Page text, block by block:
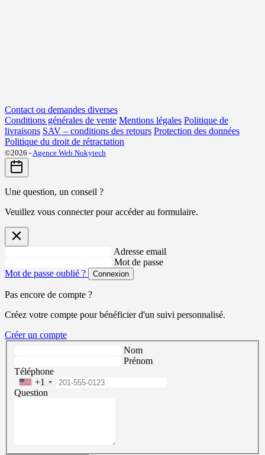
Contact ou demandes diverses
Conditions générales de vente Mentions légales Politique de
livraisons SAV – conditions des retours Protection des données
Politique du droit de rétractation
©2026 -Agence Web Nokytech
Une question, un conseil ?
Veuillez vous connecter pour accéder au formulaire.
Adresse email
Mot de passe
Mot de passe oublié ?
Connexion
Pas encore de compte ?
Créez votre compte pour bénéficier d'un suivi personnalisé.
Créer un compte
Nom
Prénom
Téléphone
+1
Question